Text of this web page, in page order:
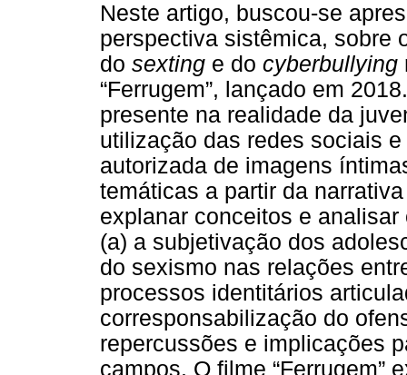
Neste artigo, buscou-se
perspectiva sistêmica, sobre
do sexting e do cyberbullying
“Ferrugem”, lançado em
presente na realidade da
utilização das redes sociais
autorizada de imagens
temáticas a partir da
explanar conceitos e
(a) a subjetivação dos
do sexismo nas relações
processos identitários
corresponsabilização do
repercussões e implicações
campos. O filme “Ferrugem”